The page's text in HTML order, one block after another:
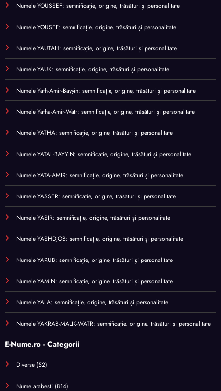
Numele YOUSSEF: semnificație, origine, trăsături și personalitate
Numele YOUSEF: semnificație, origine, trăsături și personalitate
Numele YAUTAH: semnificație, origine, trăsături și personalitate
Numele YAUK: semnificație, origine, trăsături și personalitate
Numele Yath-Amir-Bayyin: semnificație, origine, trăsături și personalitate
Numele Yatha-Amir-Watr: semnificație, origine, trăsături și personalitate
Numele YATHA: semnificație, origine, trăsături și personalitate
Numele YATAL-BAYYIN: semnificație, origine, trăsături și personalitate
Numele YATA-AMIR: semnificație, origine, trăsături și personalitate
Numele YASSER: semnificație, origine, trăsături și personalitate
Numele YASIR: semnificație, origine, trăsături și personalitate
Numele YASHDJOB: semnificație, origine, trăsături și personalitate
Numele YARUB: semnificație, origine, trăsături și personalitate
Numele YAMIN: semnificație, origine, trăsături și personalitate
Numele YALA: semnificație, origine, trăsături și personalitate
Numele YAKRAB-MALIK-WATR: semnificație, origine, trăsături și personalitate
E-Nume.ro - Categorii
Diverse (52)
Nume arabesti (814)